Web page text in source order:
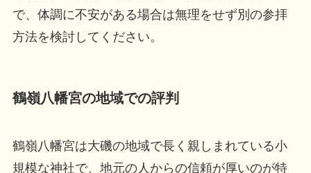
で、体調に不安がある場合は無理をせず別の参拝
方法を検討してください。
鶴嶺八幡宮の地域での評判
鶴嶺八幡宮は大磯の地域で長く親しまれている小
規模な神社で、地元の人からの信頼が厚いのが特